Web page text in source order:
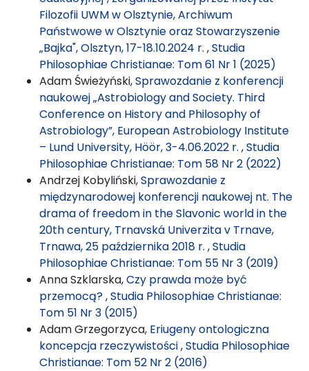
Filozofii UWM w Olsztynie, Archiwum
Państwowe w Olsztynie oraz Stowarzyszenie
„Bajka", Olsztyn, 17-18.10.2024 r. ,Studia
Philosophiae Christianae: Tom 61 Nr 1 (2025)
Adam Świeżyński,Sprawozdanie z konferencji
naukowej „Astrobiology and Society. Third
Conference on History and Philosophy of
Astrobiology”, European Astrobiology Institute
– Lund University, Höör, 3-4.06.2022 r. ,Studia
Philosophiae Christianae: Tom 58 Nr 2 (2022)
Andrzej Kobyliński,Sprawozdanie z
międzynarodowej konferencji naukowej nt. The
drama of freedom in the Slavonic world in the
20th century, Trnavská Univerzita v Trnave,
Trnawa, 25 października 2018 r. ,Studia
Philosophiae Christianae: Tom 55 Nr 3 (2019)
Anna Szklarska,Czy prawda może być
przemocą?,Studia Philosophiae Christianae:
Tom 51 Nr 3 (2015)
Adam Grzegorzyca, Eriugeny ontologiczna
koncepcja rzeczywistości,Studia Philosophiae
Christianae: Tom 52 Nr 2 (2016)